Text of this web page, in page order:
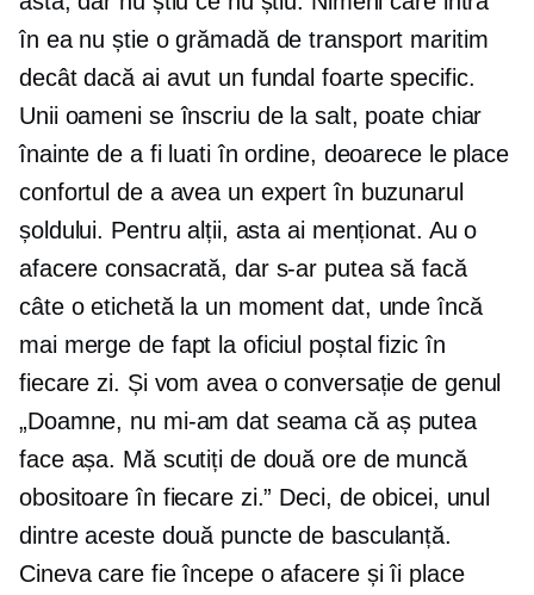
în ea nu știe o grămadă de transport maritim
decât dacă ai avut un fundal foarte specific.
Unii oameni se înscriu de la salt, poate chiar
înainte de a fi luati în ordine, deoarece le place
confortul de a avea un expert în buzunarul
șoldului. Pentru alții, asta ai menționat. Au o
afacere consacrată, dar s-ar putea să facă
câte o etichetă la un moment dat, unde încă
mai merge de fapt la oficiul poștal fizic în
fiecare zi. Și vom avea o conversație de genul
„Doamne, nu mi-am dat seama că aș putea
face așa. Mă scutiți de două ore de muncă
obositoare în fiecare zi.” Deci, de obicei, unul
dintre aceste două puncte de basculanță.
Cineva care fie începe o afacere și îi place